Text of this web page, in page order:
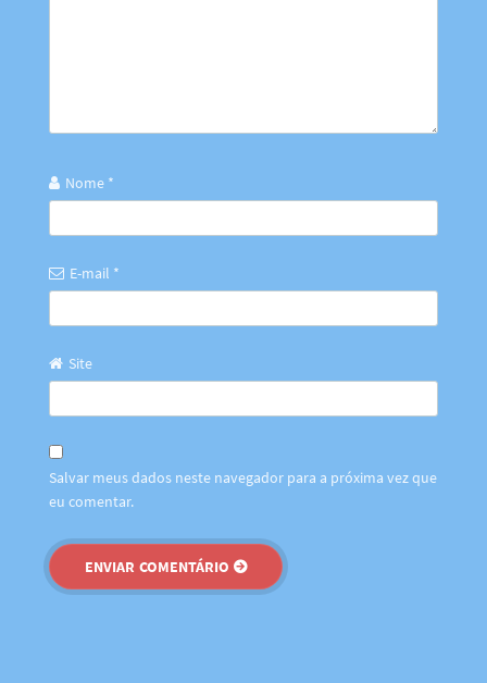
Nome *
E-mail *
Site
Salvar meus dados neste navegador para a próxima vez que
eu comentar.